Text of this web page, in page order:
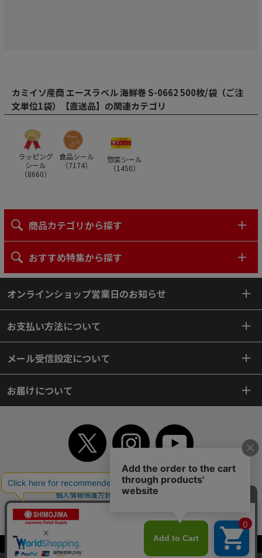
当サイトはクッキー（Cookie）を使用しています。Cookieの使用に同意いた
カミイソ産商 エースラベル 海鮮巻 S-0662 500枚/袋（ご注
文単位1袋）【直送品】の関連カテゴリ
ラッピング
シール
（8660）
食品シール
（7174）
惣菜シール
（1450）
商品カテゴリから探す
おすすめ特集から探す
オンラインショップ営業日のお知らせ
お支払い方法について
メール受信設定について
お届けについて
TOP 初めてご利用のお客様へ ご利用案内
ご利用規約
個人情報保護方針
特定商取引法
よくあるご質問
お問い合わせ
サイトマップ
Copyright© 2018 SHIMOJIMA Co.,Ltd. All Rights Reserved.